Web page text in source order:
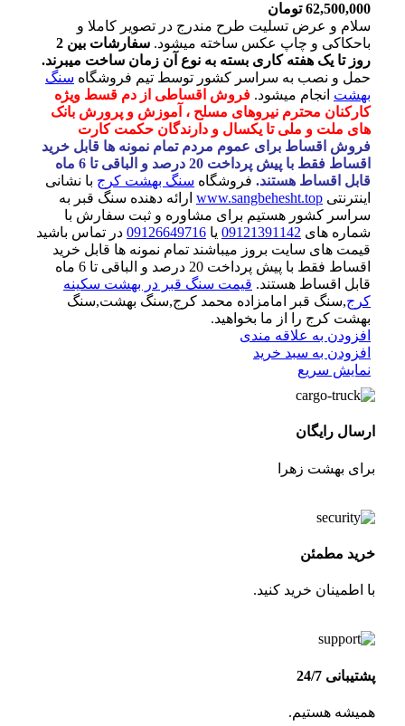
62,500,000 تومان
سلام و عرض تسلیت طرح مندرج در تصویر کاملا و
باحکاکی و چاپ عکس ساخته میشود.
سفارشات بین 2
روز تا یک هفته کاری بسته به نوع آن زمان ساخت میبرند.
حمل و نصب به سراسر کشور توسط تیم فروشگاه سنگ
بهشت انجام میشود. فروش اقساطی از دم قسط ویژه
کارکنان محترم نیروهای مسلح ، آموزش و پرورش بانک
های ملت و ملی تا یکسال و دارندگان حکمت کارت
فروش اقساط برای عموم مردم تمام نمونه ها قابل خرید
اقساط فقط با پیش پرداخت 20 درصد و الباقی تا 6 ماه
قابل اقساط هستند. فروشگاه سنگ بهشت کرج با نشانی
اینترنتی www.sangbehesht.top ارائه دهنده سنگ قبر به
سراسر کشور هستیم برای مشاوره و ثبت سفارش با
شماره های 09121391142 یا 09126649716 در تماس باشید
قیمت های سایت بروز میباشند تمام نمونه ها قابل خرید
اقساط فقط با پیش پرداخت 20 درصد و الباقی تا 6 ماه
قابل اقساط هستند. قیمت سنگ قبر در بهشت سکینه
کرج,سنگ قبر امامزاده محمد کرج,سنگ بهشت,سنگ
بهشت کرج را از ما بخواهید.
افزودن به علاقه مندی
افزودن به سبد خرید
نمایش سریع
ارسال رایگان
برای بهشت زهرا
خرید مطمئن
با اطمینان خرید کنید.
پشتیبانی 24/7
همیشه هستیم.